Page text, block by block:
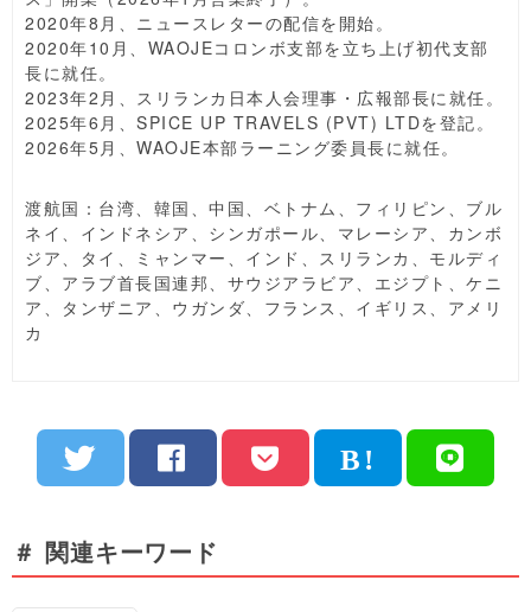
2020年8月、ニュースレターの配信を開始。
2020年10月、WAOJEコロンボ支部を立ち上げ初代支部
長に就任。
2023年2月、スリランカ日本人会理事・広報部長に就任。
2025年6月、SPICE UP TRAVELS (PVT) LTDを登記。
2026年5月、WAOJE本部ラーニング委員長に就任。
渡航国：台湾、韓国、中国、ベトナム、フィリピン、ブル
ネイ、インドネシア、シンガポール、マレーシア、カンボ
ジア、タイ、ミャンマー、インド、スリランカ、モルディ
ブ、アラブ首長国連邦、サウジアラビア、エジプト、ケニ
ア、タンザニア、ウガンダ、フランス、イギリス、アメリ
カ
＃ 関連キーワード